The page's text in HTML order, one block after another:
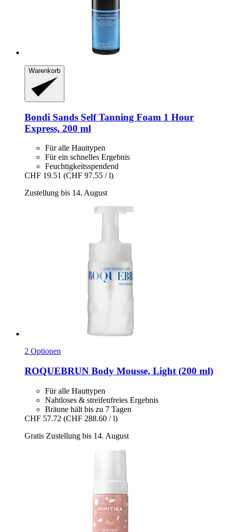
Warenkorb
Bondi Sands Self Tanning Foam 1 Hour
Express, 200 ml
Für alle Hauttypen
Für ein schnelles Ergebnis
Feuchtigkeitsspendend
CHF 19.51 (CHF 97.55 / l)
Zustellung bis 14. August
2 Optionen
ROQUEBRUN Body Mousse, Light (200 ml)
Für alle Hauttypen
Nahtloses & streifenfreies Ergebnis
Bräune hält bis zu 7 Tagen
CHF 57.72 (CHF 288.60 / l)
Gratis Zustellung bis 14. August